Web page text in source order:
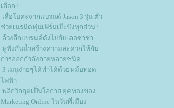
เลือก !
เสื่อโยคะจากแบรนด์ Jason 3 รุ่น ตัว
ช่วยเนรมิตหุ่นเฟิร์มเป๊ะปังทุกส่วน !
ล้วงลึกแบรนด์ดังไปกับเลอซาช่า
หูฟังกันน้ำสร้างความสะดวกให้กับ
การออกกำลังกายหลายชนิด
3 เมนูง่ายๆได้ทำได้ด้วยหม้อทอด
ไฟฟ้า
พลิกวิกฤตเป็นโอกาส ยุคทองของ
Marketing Online ในวันที่เมือง